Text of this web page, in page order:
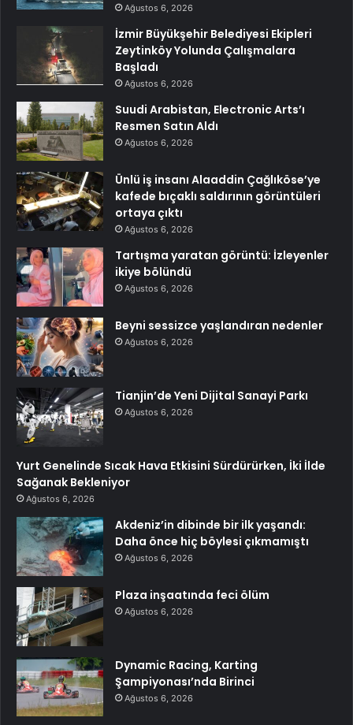
Ağustos 6, 2026
İzmir Büyükşehir Belediyesi Ekipleri
Zeytinköy Yolunda Çalışmalara
Başladı
Ağustos 6, 2026
Suudi Arabistan, Electronic Arts’ı
Resmen Satın Aldı
Ağustos 6, 2026
Ünlü iş insanı Alaaddin Çağlıköse’ye
kafede bıçaklı saldırının görüntüleri
ortaya çıktı
Ağustos 6, 2026
Tartışma yaratan görüntü: İzleyenler
ikiye bölündü
Ağustos 6, 2026
Beyni sessizce yaşlandıran nedenler
Ağustos 6, 2026
Tianjin’de Yeni Dijital Sanayi Parkı
Ağustos 6, 2026
Yurt Genelinde Sıcak Hava Etkisini Sürdürürken, İki İlde
Sağanak Bekleniyor
Ağustos 6, 2026
Akdeniz’in dibinde bir ilk yaşandı:
Daha önce hiç böylesi çıkmamıştı
Ağustos 6, 2026
Plaza inşaatında feci ölüm
Ağustos 6, 2026
Dynamic Racing, Karting
Şampiyonası’nda Birinci
Ağustos 6, 2026